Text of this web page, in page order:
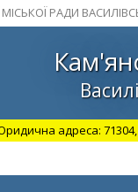
РАДИ
адреса: 71304,